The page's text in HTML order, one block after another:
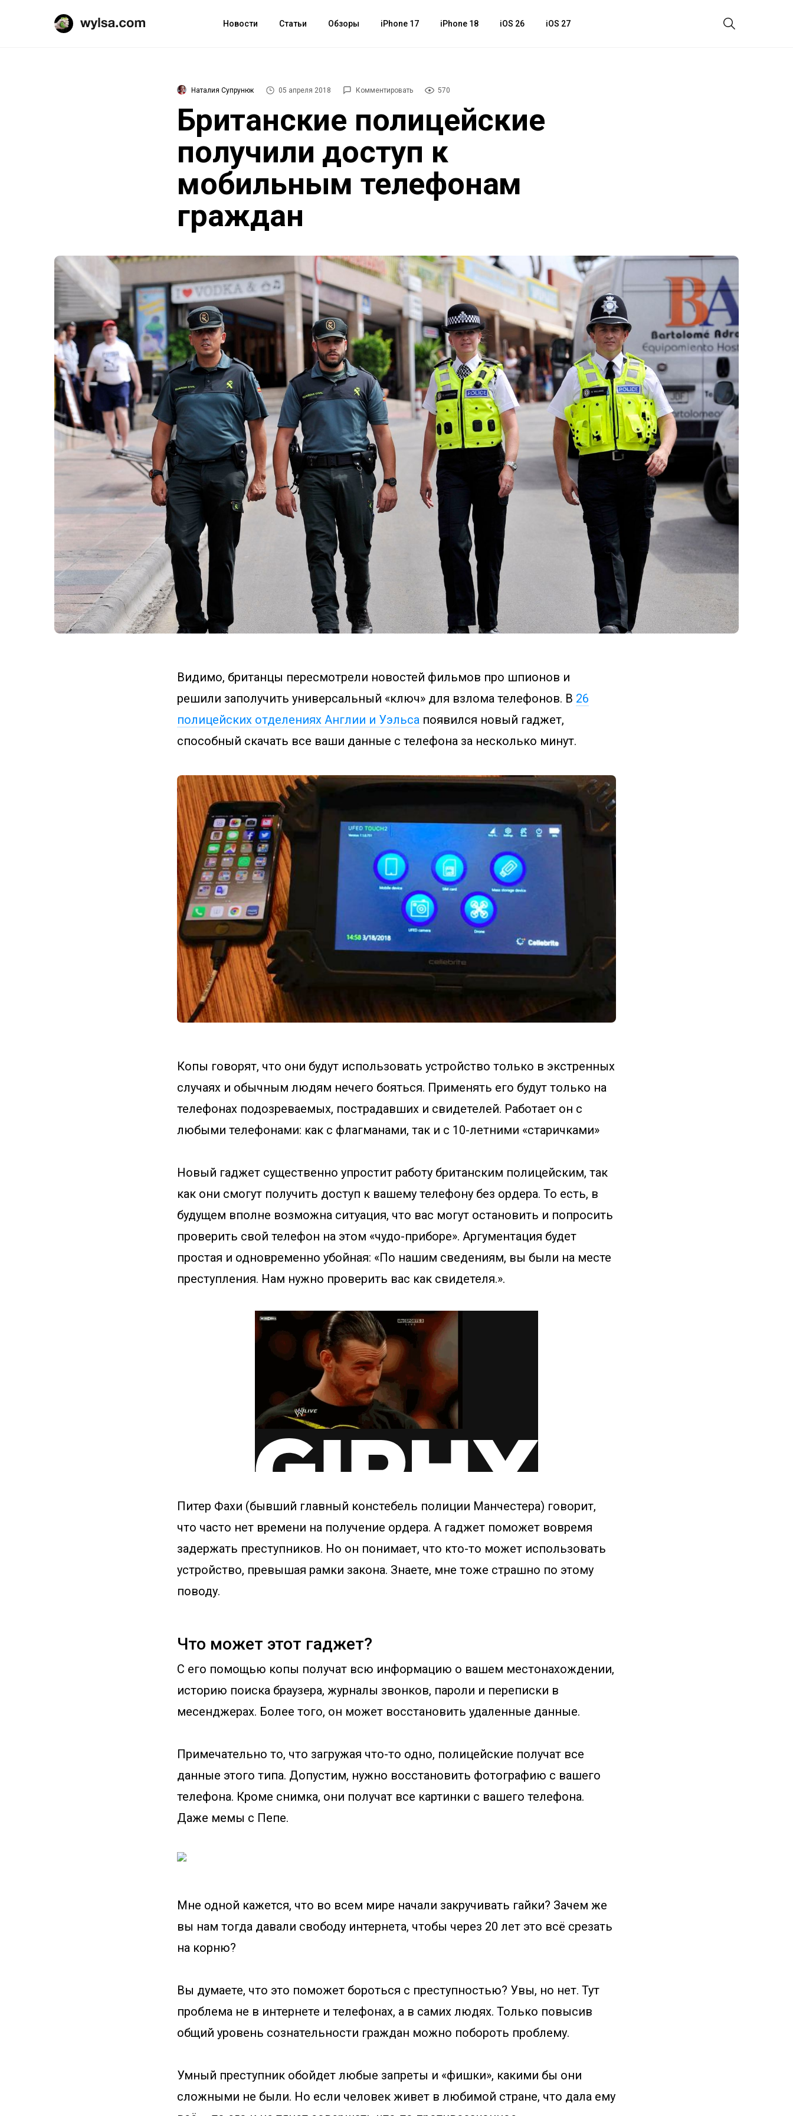
Новости Статьи Обзоры iPhone 17 iPhone 18 iOS 26 iOS 27
Наталия Супрунюк 05 апреля 2018 Комментировать 570
Британские полицейские
получили доступ к
мобильным телефонам
граждан
Видимо, британцы пересмотрели новостей фильмов про шпионов и
решили заполучить универсальный «ключ» для взлома телефонов. В 26
полицейских отделениях Англии и Уэльса появился новый гаджет,
способный скачать все ваши данные с телефона за несколько минут.
Копы говорят, что они будут использовать устройство только в экстренных
случаях и обычным людям нечего бояться. Применять его будут только на
телефонах подозреваемых, пострадавших и свидетелей. Работает он с
любыми телефонами: как с флагманами, так и с 10-летними «старичками»
Новый гаджет существенно упростит работу британским полицейским, так
как они смогут получить доступ к вашему телефону без ордера. То есть, в
будущем вполне возможна ситуация, что вас могут остановить и попросить
проверить свой телефон на этом «чудо-приборе». Аргументация будет
простая и одновременно убойная: «По нашим сведениям, вы были на месте
преступления. Нам нужно проверить вас как свидетеля.».
Питер Фахи (бывший главный констебель полиции Манчестера) говорит,
что часто нет времени на получение ордера. А гаджет поможет вовремя
задержать преступников. Но он понимает, что кто-то может использовать
устройство, превышая рамки закона. Знаете, мне тоже страшно по этому
поводу.
Что может этот гаджет?
С его помощью копы получат всю информацию о вашем местонахождении,
историю поиска браузера, журналы звонков, пароли и переписки в
месенджерах. Более того, он может восстановить удаленные данные.
Примечательно то, что загружая что-то одно, полицейские получат все
данные этого типа. Допустим, нужно восстановить фотографию с вашего
телефона. Кроме снимка, они получат все картинки с вашего телефона.
Даже мемы с Пепе.
Мне одной кажется, что во всем мире начали закручивать гайки? Зачем же
вы нам тогда давали свободу интернета, чтобы через 20 лет это всё срезать
на корню?
Вы думаете, что это поможет бороться с преступностью? Увы, но нет. Тут
проблема не в интернете и телефонах, а в самих людях. Только повысив
общий уровень сознательности граждан можно побороть проблему.
Умный преступник обойдет любые запреты и «фишки», какими бы они
сложными не были. Но если человек живет в любимой стране, что дала ему